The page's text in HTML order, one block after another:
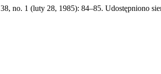
38, no. 1 (luty 28, 1985): 84–85. Udostępniono